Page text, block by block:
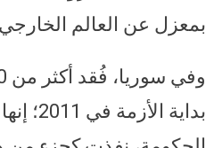
بمعزل عن العالم
بداية